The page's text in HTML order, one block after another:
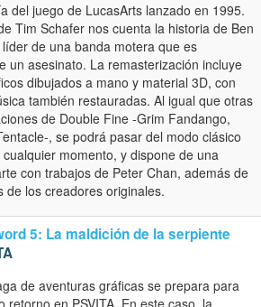
del juego de LucasArts lanzado en 1995.
Tim Schafer nos cuenta la historia de Ben
de una banda motera que es
un asesinato. La remasterización incluye
dibujados a mano y material 3D, con
también restauradas. Al igual que otras
de Double Fine -Grim Fandango,
, se podrá pasar del modo clásico
momento, y dispone de una
con trabajos de Peter Chan, además de
de los creadores originales.
5: La maldición de la serpiente
de aventuras gráficas se prepara para